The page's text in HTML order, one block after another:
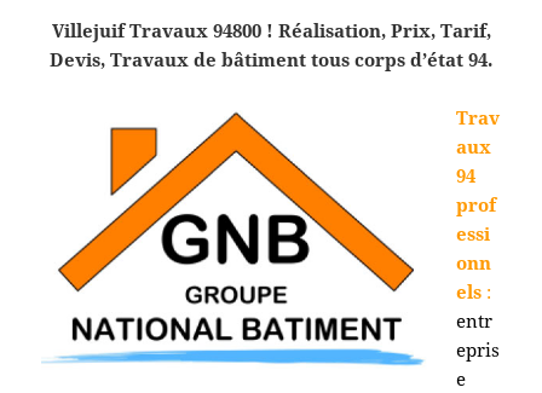
Villejuif Travaux 94800 ! Réalisation, Prix, Tarif,
Devis, Travaux de bâtiment tous corps d’état 94.
Trav
aux
94
prof
essi
onn
els :
entr
epris
e